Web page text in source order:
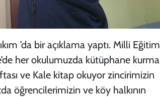
’da bir açıklama yaptı. Milli Eğitim
her okulumuzda kütüphane kurma
ve Kale kitap okuyor zincirimizin
öğrencilerimizin ve köy halkının